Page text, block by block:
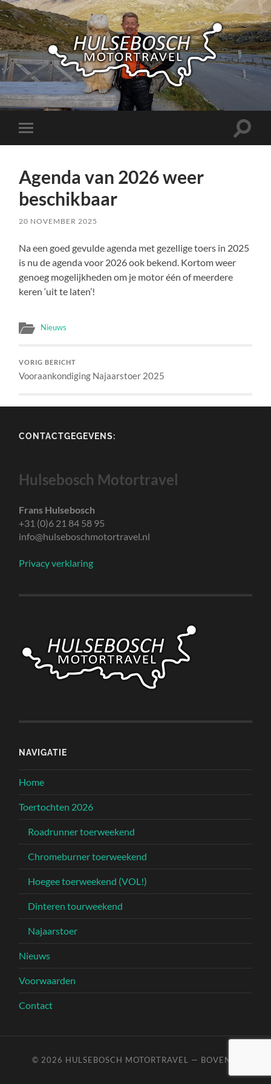
Hulsebosch
Motortravel
Toggle
mobiel
Toggle
Agenda van 2026 weer
beschikbaar
20 NOVEMBER 2025
Na een goed gevulde agenda met gezellige toers in 2025
is nu de agenda voor 2026 ook bekend. Kortom weer
genoeg mogelijkheden om je motor één of meerdere
keren ‘uit te laten’!
Nieuws
VORIG BERICHT
Vooraankondiging Najaarstoer 2025
CONTACTGEGEVENS:
Hulsebosch Motortravel
Frans Hulsebosch
+31 (0)6 21 84 58 95
info@hulseboschmotortravel.nl
Privacy verklaring
NAVIGATIE
Home
Toertochten 2026
Roadrunner toerweekend
Chromeburner toerweekend
Hoegee toerweekend (VOL!)
Dinteren tourweekend
Najaarstoer
Nieuws
Voorwaarden
Contact
© 2026 HULSEBOSCH MOTORTRAVEL — BOVEN ↑